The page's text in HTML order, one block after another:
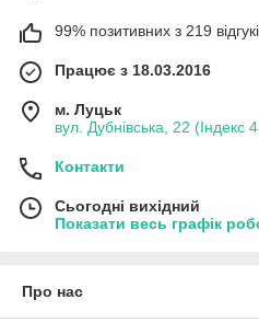
99% позитивних з 219
Працює з 18.03.2016
м. Луцьк
вул. Дубнівська, 22 (Індекс
Контакти
Сьогодні вихідний
Показати весь графік
Про нас